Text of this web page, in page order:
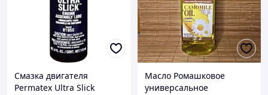
Смазка двигателя
Permatex Ultra Slick
Масло Ромашковое
универсальное